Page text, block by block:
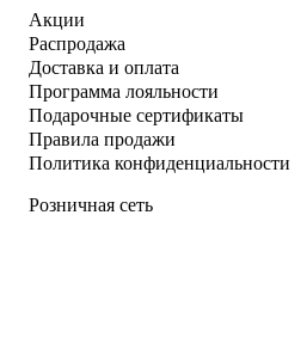
Акции
Распродажа
Доставка и оплата
Программа лояльности
Подарочные сертификаты
Правила продажи
Политика конфиденциальности
Розничная сеть